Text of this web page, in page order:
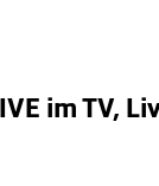
im TV,